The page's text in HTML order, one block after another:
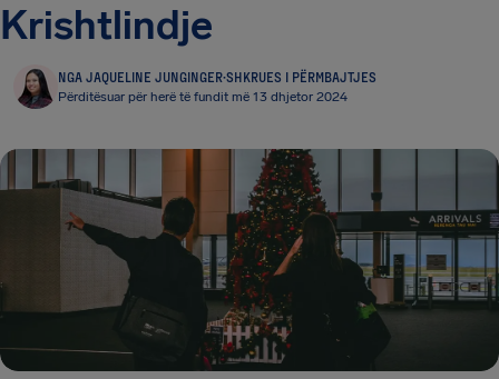
Krishtlindje
NGA JAQUELINE JUNGINGER·SHKRUES I PËRMBAJTJES
Përditësuar për herë të fundit më 13 dhjetor 2024